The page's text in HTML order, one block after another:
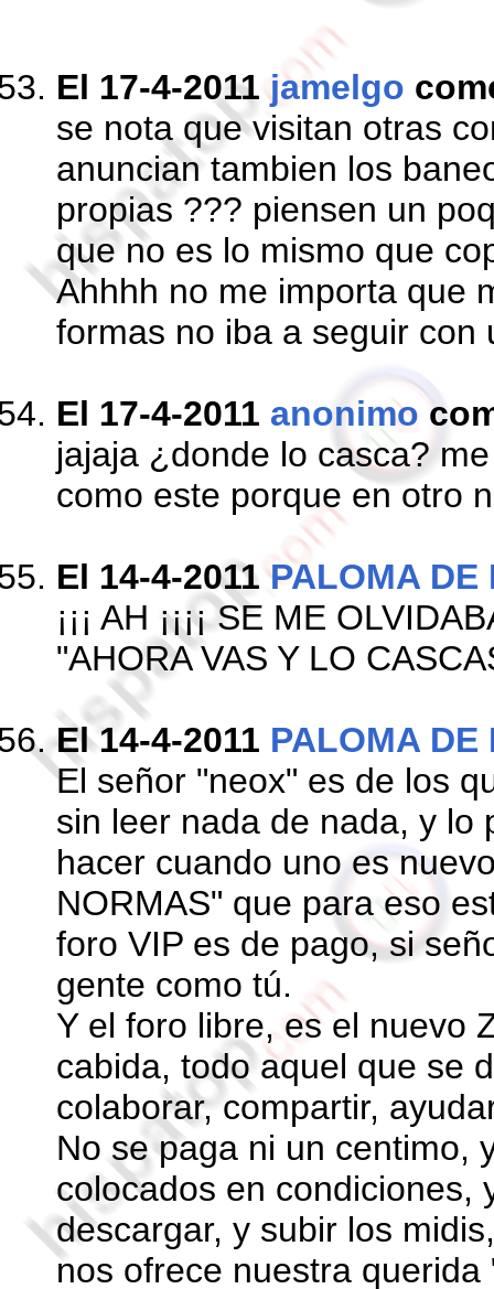
El 17-4-2011jamelgo
se nota que visitan otras
anuncian tambien los
propias ??? piensen un
que no es lo mismo que
Ahhhh no me importa que
formas no iba a seguir con
El 17-4-2011 anonimo
jajaja ¿donde lo casca?
como este porque en otro
El 14-4-2011PALOMA DE
¡¡¡ AH ¡¡¡¡ SE ME
"AHORA VAS Y LO
El 14-4-2011 PALOMA DE
El señor "neox" es de los
sin leer nada de nada, y lo
hacer cuando uno es
NORMAS" que para eso
foro VIP es de pago, si
gente como tú.
Y el foro libre, es el nuevo
cabida, todo aquel que se
colaborar, compartir,
No se paga ni un centimo,
colocados en condiciones,
descargar, y subir los
nos ofrece nuestra querida